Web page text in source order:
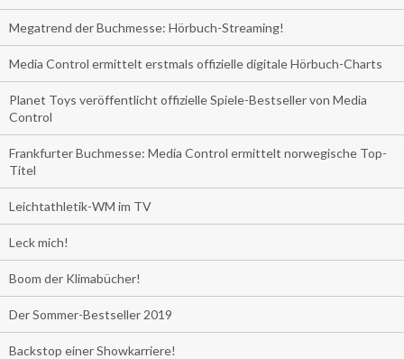
Megatrend der Buchmesse: Hörbuch-Streaming!
Media Control ermittelt erstmals offizielle digitale Hörbuch-Charts
Planet Toys veröffentlicht offizielle Spiele-Bestseller von Media
Control
Frankfurter Buchmesse: Media Control ermittelt norwegische Top-
Titel
Leichtathletik-WM im TV
Leck mich!
Boom der Klimabücher!
Der Sommer-Bestseller 2019
Backstop einer Showkarriere!